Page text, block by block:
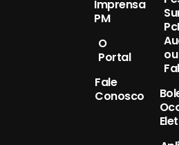
Imprensa
PM
O
Portal
Fale
Conosco